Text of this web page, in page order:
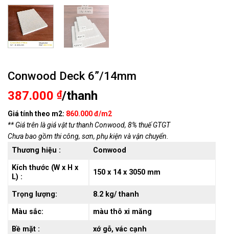
Conwood Deck 6”/14mm
387.000 ₫/thanh
Giá tính theo m2: 860.000 đ/m2
** Giá trên là giá vật tư thanh Conwood, 8% thuế GTGT
Chưa bao gồm thi công, sơn, phụ kiện và vận chuyển.
Thương hiệu :
Conwood
Kích thước (W x H x
L) :
150 x 14 x 3050 mm
Trọng lượng:
8.2 kg/ thanh
Màu sắc:
màu thô xi măng
Bề mặt :
xớ gỗ, vác cạnh